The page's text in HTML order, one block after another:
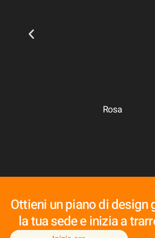
Rosa
Ottieni un piano di design
la tua sede e inizia a